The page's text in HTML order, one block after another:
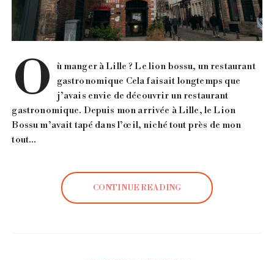
O
ù manger à Lille ? Le lion bossu, un restaurant
gastronomique Cela faisait longtemps que
j’avais envie de découvrir un restaurant
gastronomique. Depuis mon arrivée à Lille, le Lion
Bossu m’avait tapé dans l’œil, niché tout près de mon
tout…
CONTINUE READING